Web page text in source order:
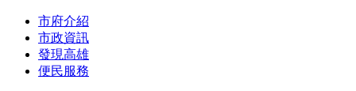
市府介紹
市政資訊
發現高雄
便民服務